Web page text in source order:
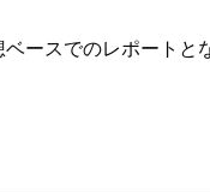
ースでのレポートと